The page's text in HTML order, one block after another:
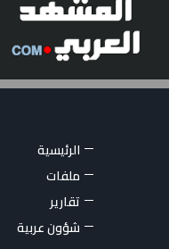
الرئيسية
ملفات
تقارير
شؤون عربية